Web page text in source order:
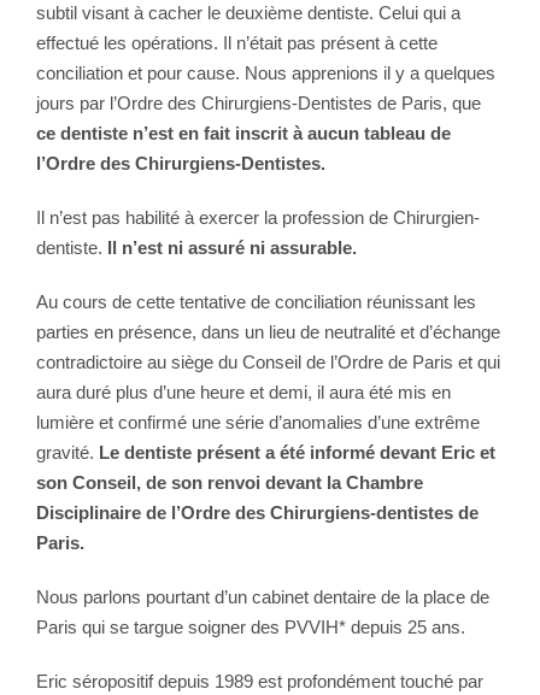
subtil visant à cacher le deuxième dentiste. Celui qui a
effectué les opérations. Il n’était pas présent à cette
conciliation et pour cause. Nous apprenions il y a quelques
jours par l’Ordre des Chirurgiens-Dentistes de Paris, que
ce dentiste n’est en fait inscrit à aucun tableau de
l’Ordre des Chirurgiens-Dentistes.
Il n’est pas habilité à exercer la profession de Chirurgien-
dentiste. Il n’est ni assuré ni assurable.
Au cours de cette tentative de conciliation réunissant les
parties en présence, dans un lieu de neutralité et d’échange
contradictoire au siège du Conseil de l’Ordre de Paris et qui
aura duré plus d’une heure et demi, il aura été mis en
lumière et confirmé une série d’anomalies d’une extrême
gravité. Le dentiste présent a été informé devant Eric et
son Conseil, de son renvoi devant la Chambre
Disciplinaire de l’Ordre des Chirurgiens-dentistes de
Paris.
Nous parlons pourtant d’un cabinet dentaire de la place de
Paris qui se targue soigner des PVVIH* depuis 25 ans.
Eric séropositif depuis 1989 est profondément touché par